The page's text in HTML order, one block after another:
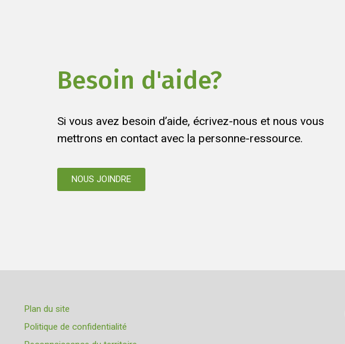
Besoin d'aide?
Si vous avez besoin d’aide, écrivez-nous et nous vous
mettrons en contact avec la personne-ressource.
NOUS JOINDRE
Plan du site
Politique de confidentialité